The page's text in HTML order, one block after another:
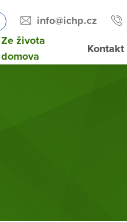
info@ichp.cz
Ze života
domova
Kontakt